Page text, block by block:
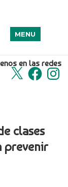
en las redes
X Facebook
MENU
clases
prevenir